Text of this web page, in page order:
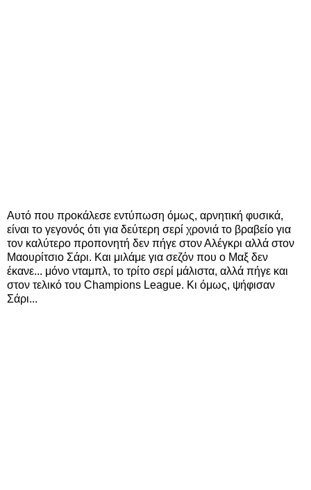
Αυτό που προκάλεσε εντύπωση όμως, αρνητική φυσικά,
είναι το γεγονός ότι για δεύτερη σερί χρονιά το βραβείο για
τον καλύτερο προπονητή δεν πήγε στον Αλέγκρι αλλά στον
Μαουρίτσιο Σάρι. Και μιλάμε για σεζόν που ο Μαξ δεν
έκανε... μόνο νταμπλ, το τρίτο σερί μάλιστα, αλλά πήγε και
στον τελικό του Champions League. Κι όμως, ψήφισαν
Σάρι...